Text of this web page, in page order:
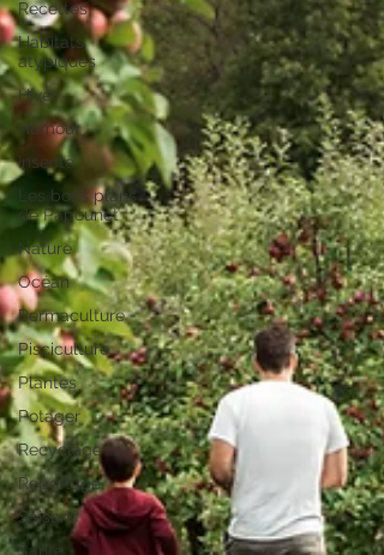
Recettes
Habitats
atypiques
Hiver
Humour
Insecte
Les bons plans
de Papounet
Nature
Océan
Permaculture
Pisciculture
Plantes
Potager
Recyclage
Reportage
Saisons
Santé